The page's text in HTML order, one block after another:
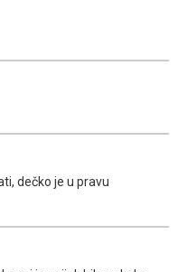
dečko je u pravu